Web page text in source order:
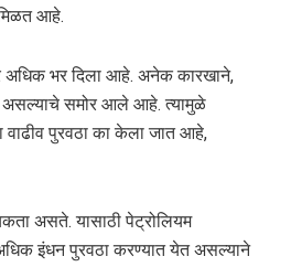
आहे.
अधिक भर दिला आहे. अनेक कारखाने,
असल्याचे समोर आले आहे. त्यामुळे
वाढीव पुरवठा का केला जात आहे,
असते. यासाठी पेट्रोलियम
अधिक इंधन पुरवठा करण्यात येत असल्याने